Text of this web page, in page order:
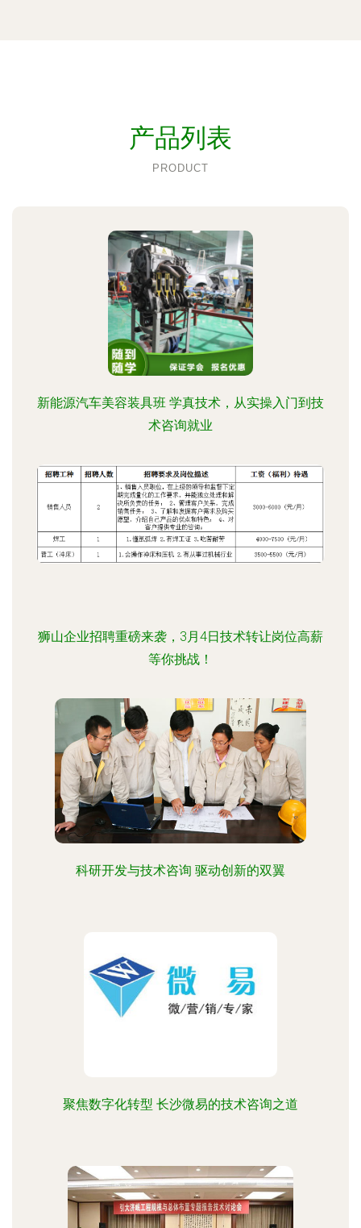
产品列表
PRODUCT
新能源汽车美容装具班 学真技术，从实操入门到技
术咨询就业
狮山企业招聘重磅来袭，3月4日技术转让岗位高薪
等你挑战！
科研开发与技术咨询 驱动创新的双翼
聚焦数字化转型 长沙微易的技术咨询之道